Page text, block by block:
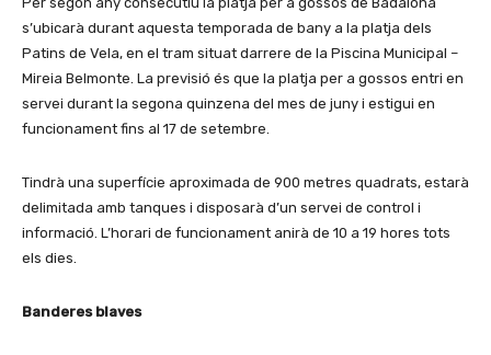
s’ubicarà durant aquesta temporada de bany a la platja dels
Patins de Vela, en el tram situat darrere de la Piscina Municipal –
Mireia Belmonte. La previsió és que la platja per a gossos entri en
servei durant la segona quinzena del mes de juny i estigui en
funcionament fins al 17 de setembre.
Tindrà una superfície aproximada de 900 metres quadrats, estarà
delimitada amb tanques i disposarà d’un servei de control i
informació. L’horari de funcionament anirà de 10 a 19 hores tots
els dies.
Banderes blaves